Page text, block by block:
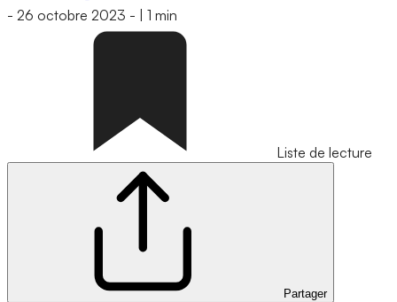
- 26 octobre 2023 - 1 min
Liste de lecture
Partager